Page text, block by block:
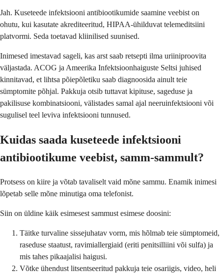
Jah. Kuseteede infektsiooni antibiootikumide saamine veebist on
ohutu, kui kasutate akrediteeritud, HIPAA-ühilduvat telemeditsiini
platvormi. Seda toetavad kliinilised suunised.
Inimesed imestavad sageli, kas arst saab retsepti ilma uriiniproovita
väljastada. ACOG ja Ameerika Infektsioonhaiguste Seltsi juhised
kinnitavad, et lihtsa põiepõletiku saab diagnoosida ainult teie
sümptomite põhjal. Pakkuja otsib tuttavat kipituse, sageduse ja
pakilisuse kombinatsiooni, välistades samal ajal neeruinfektsiooni või
sugulisel teel leviva infektsiooni tunnused.
Kuidas saada kuseteede infektsiooni
antibiootikume veebist, samm-sammult?
Protsess on kiire ja võtab tavaliselt vaid mõne sammu. Enamik inimesi
lõpetab selle mõne minutiga oma telefonist.
Siin on üldine käik esimesest sammust esimese doosini:
Täitke turvaline sissejuhatav vorm, mis hõlmab teie sümptomeid,
raseduse staatust, ravimiallergiaid (eriti penitsilliini või sulfa) ja
mis tahes pikaajalisi haigusi.
Võtke ühendust litsentseeritud pakkuja teie osariigis, video, heli